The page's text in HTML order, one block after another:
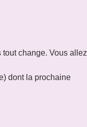
change. Vous allez
dont la prochaine